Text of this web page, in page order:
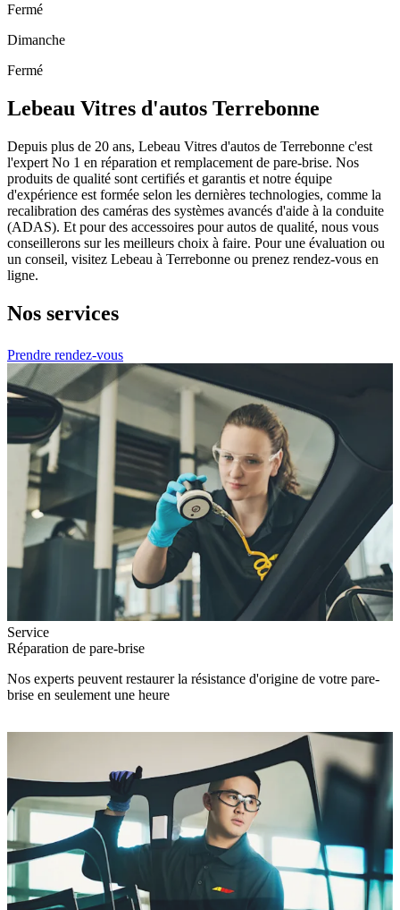
Fermé
Dimanche
Fermé
Lebeau Vitres d'autos Terrebonne
Depuis plus de 20 ans, Lebeau Vitres d'autos de Terrebonne c'est
l'expert No 1 en réparation et remplacement de pare-brise. Nos
produits de qualité sont certifiés et garantis et notre équipe
d'expérience est formée selon les dernières technologies, comme la
recalibration des caméras des systèmes avancés d'aide à la conduite
(ADAS). Et pour des accessoires pour autos de qualité, nous vous
conseillerons sur les meilleurs choix à faire. Pour une évaluation ou
un conseil, visitez Lebeau à Terrebonne ou prenez rendez-vous en
ligne.
Nos services
Prendre rendez-vous
Service
Réparation de pare-brise
Nos experts peuvent restaurer la résistance d'origine de votre pare-
brise en seulement une heure